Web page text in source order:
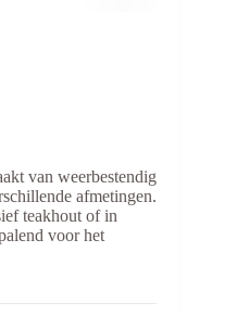
van weerbestendig
afmetingen.
teakhout of in
voor het